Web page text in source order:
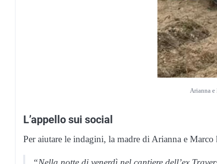
Arianna e
L’appello sui social
Per aiutare le indagini, la madre di Arianna e Marco